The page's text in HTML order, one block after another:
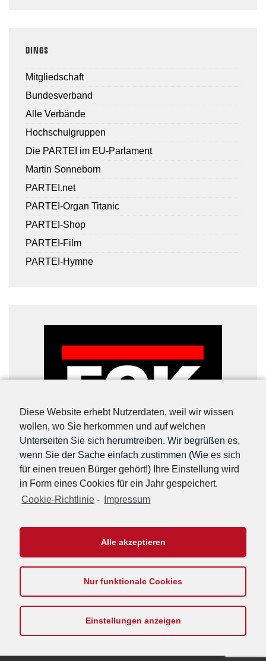
Diese Website erhebt Nutzerdaten, weil wir wissen
wollen, wo Sie herkommen und auf welchen
Unterseiten Sie sich herumtreiben. Wir begrüßen es,
wenn Sie der Sache einfach zustimmen (Wie es sich
für einen treuen Bürger gehört!) Ihre Einstellung wird
in Form eines Cookies für ein Jahr gespeichert.
Cookie-Richtlinie - Impressum
Alle akzeptieren
Nur funktionale Cookies
Einstellungen anzeigen
DINGS
Mitgliedschaft
Bundesverband
Alle Verbände
Hochschulgruppen
Die PARTEI im EU-Parlament
Martin Sonneborn
PARTEI.net
PARTEI-Organ Titanic
PARTEI-Shop
PARTEI-Film
PARTEI-Hymne
Footer